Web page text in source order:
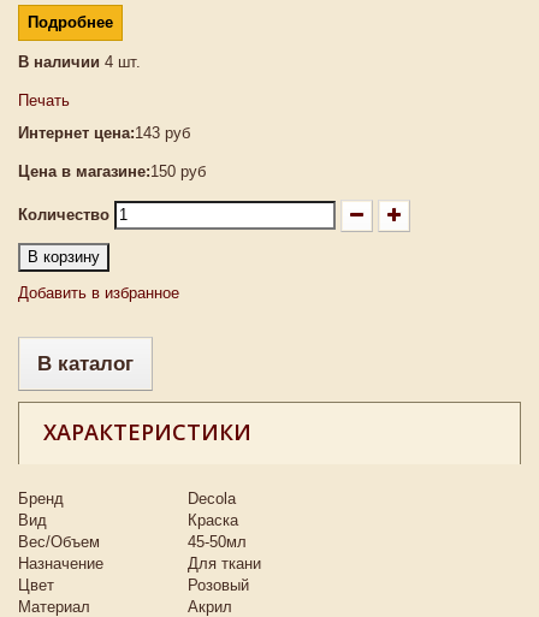
Подробнее
В наличии 4 шт.
Печать
Интернет цена:143 руб
Цена в магазине:150 руб
Количество
В корзину
Добавить в избранное
В каталог
ХАРАКТЕРИСТИКИ
Бренд
Decola
Вид
Краска
Вес/Объем
45-50мл
Назначение
Для ткани
Цвет
Розовый
Материал
Акрил